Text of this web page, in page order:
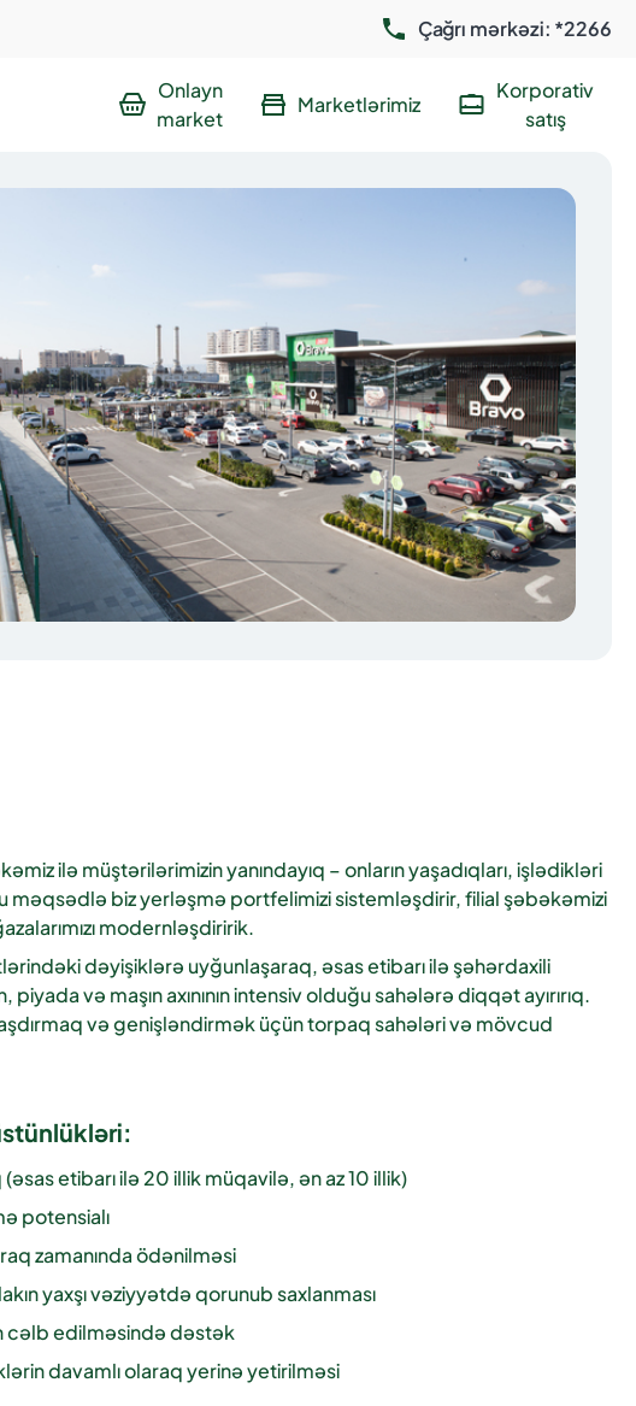
Çağrı mərkəzi: *2266
Onlayn
market
Marketlərimiz
Korporativ
satış
ilə müştərilərimizin yanındayıq – onların yaşadıqları, işlədikləri
məqsədlə biz yerləşmə portfelimizi sistemləşdirir, filial şəbəkəmizi
modernləşdiririk.
dəyişiklərə uyğunlaşaraq, əsas etibarı ilə şəhərdaxili
və maşın axınının intensiv olduğu sahələrə diqqət ayırırıq.
və genişləndirmək üçün torpaq sahələri və mövcud
etibarı ilə 20 illik müqavilə, ən az 10 illik)
potensialı
zamanında ödənilməsi
yaxşı vəziyyətdə qorunub saxlanması
cəlb edilməsində dəstək
davamlı olaraq yerinə yetirilməsi